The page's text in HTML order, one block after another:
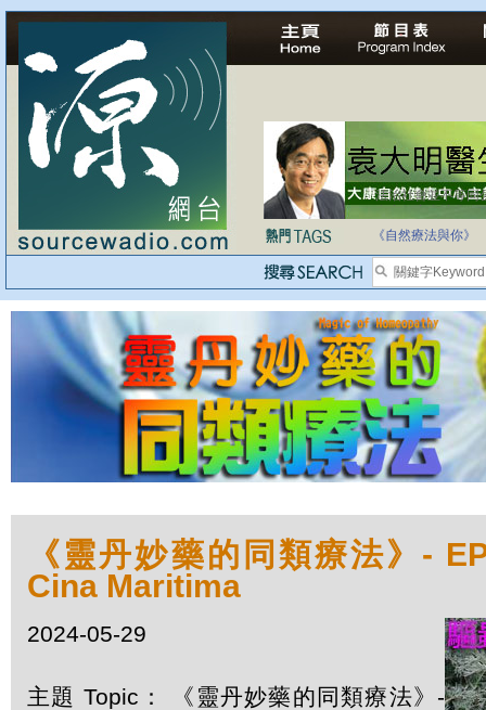
自家教育合法化-
《自然療法與你》
《靈丹妙藥的同類療法》-
Cina Maritima
2024-05-29
主題 Topic： 《靈丹妙藥的同類療法》-